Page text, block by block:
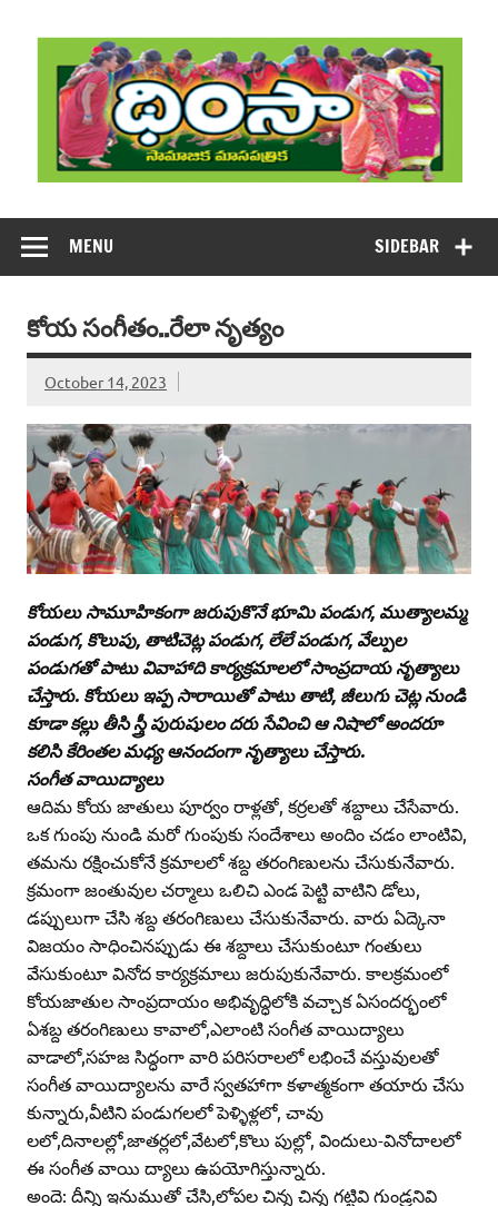
content
DHIMSA
SIDEBAR
MENU
కోయ సంగీతం..రేలా నృత్యం
October 14, 2023
కోయలు సామూహికంగా జరుపుకొనే భూమి పండుగ, ముత్యాలమ్మ
పండుగ, కొలుపు, తాటిచెట్ల పండుగ, లేలే పండుగ, వేల్పుల
పండుగతో పాటు వివాహాది కార్యక్రమాలలో సాంప్రదాయ నృత్యాలు
చేస్తారు. కోయలు ఇప్ప సారాయితో పాటు తాటి, జీలుగు చెట్ల నుండి
కూడా కల్లు తీసి స్త్రీ పురుషులం దరు సేవించి ఆ నిషాలో అందరూ
కలిసి కేరింతల మధ్య ఆనందంగా నృత్యాలు చేస్తారు.
సంగీత వాయిద్యాలు
ఆదిమ కోయ జాతులు పూర్వం రాళ్లతో, కర్రలతో శబ్దాలు చేసేవారు.
ఒక గుంపు నుండి మరో గుంపుకు సందేశాలు అందిం చడం లాంటివి,
తమను రక్షించుకోనే క్రమాలలో శబ్ద తరంగిణులను చేసుకునేవారు.
క్రమంగా జంతువుల చర్మాలు ఒలిచి ఎండ పెట్టి వాటిని డోలు,
డప్పులుగా చేసి శబ్ద తరంగిణులు చేసుకునేవారు. వారు ఏద్కెనా
విజయం సాధించినప్పుడు ఈ శబ్దాలు చేసుకుంటూ గంతులు
వేసుకుంటూ వినోద కార్యక్రమాలు జరుపుకునేవారు. కాలక్రమంలో
కోయజాతుల సాంప్రదాయం అభివృద్ధిలోకి వచ్చాక ఏసందర్భంలో
ఏశబ్ద తరంగిణులు కావాలో,ఎలాంటి సంగీత వాయిద్యాలు
వాడాలో,సహజ సిద్ధంగా వారి పరిసరాలలో లభించే వస్తువులతో
సంగీత వాయిద్యాలను వారే స్వతహాగా కళాత్మకంగా తయారు చేసు
కున్నారు,వీటిని పండుగలలో పెళ్ళిళ్లలో, చావు
లలో,దినాలల్లో,జాతర్లలో,వేటలో,కొలు పుల్లో, విందులు-వినోదాలలో
ఈ సంగీత వాయి ద్యాలు ఉపయోగిస్తున్నారు.
అందె: దీన్ని ఇనుముతో చేసి,లోపల చిన్న చిన్న గట్టివి గుండ్రనివి